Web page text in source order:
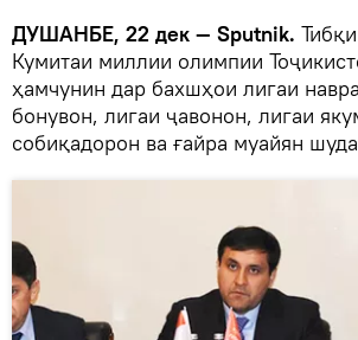
ДУШАНБЕ, 22 дек — Sputnik.
Кумитаи миллии олимпии
ҳамчунин дар бахшҳои лигаи
бонувон, лигаи ҷавонон, лигаи
собиқадорон ва ғайра муайян